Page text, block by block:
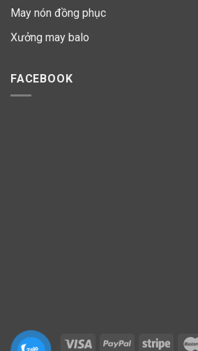
May nón đồng phục
Xưởng may balo
FACEBOOK